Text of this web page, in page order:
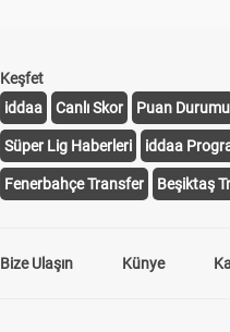
Keşfet
iddaa
Canlı Skor Puan Durumu
Süper Lig Haberleri iddaa
Fenerbahçe Transfer Beşiktaş
Bize Ulaşın Künye